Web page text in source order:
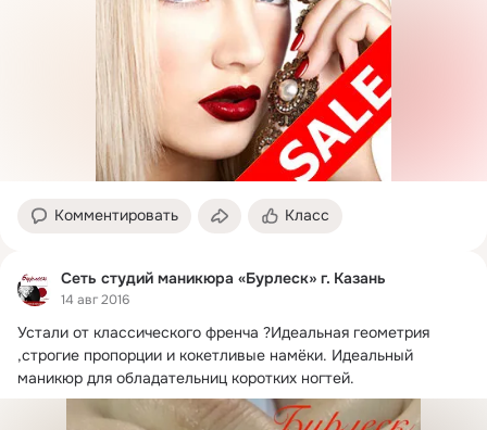
Комментировать Класс
Сеть студий маникюра «Бурлеск» г. Казань
14 авг 2016
Устали от классического френча ?Идеальная геометрия
,строгие пропорции и кокетливые намёки. Идеальный
маникюр для обладательниц коротких ногтей.